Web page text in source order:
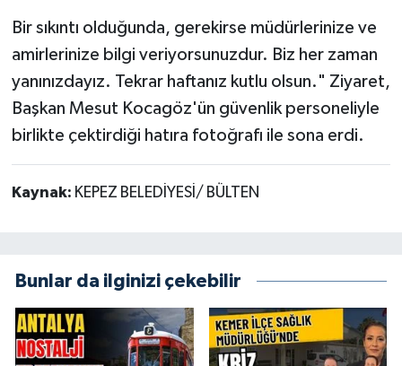
Bir sıkıntı olduğunda, gerekirse müdürlerinize ve
amirlerinize bilgi veriyorsunuzdur. Biz her zaman
yanınızdayız. Tekrar haftanız kutlu olsun." Ziyaret,
Başkan Mesut Kocagöz'ün güvenlik personeliyle
birlikte çektirdiği hatıra fotoğrafı ile sona erdi.
Kaynak: KEPEZ BELEDİYESİ/ BÜLTEN
Bunlar da ilginizi çekebilir